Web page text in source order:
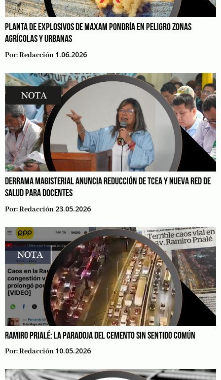
PLANTA DE EXPLOSIVOS DE MAXAM PONDRÍA EN PELIGRO ZONAS
AGRÍCOLAS Y URBANAS
Por:Redacción 1.06.2026
DERRAMA MAGISTERIAL ANUNCIA REDUCCIÓN DE TCEA Y NUEVA RED DE
SALUD PARA DOCENTES
Por:Redacción 23.05.2026
RAMIRO PRIALÉ: LA PARADOJA DEL CEMENTO SIN SENTIDO COMÚN
Por:Redacción 10.05.2026